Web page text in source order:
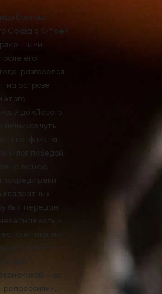
Кротова
Союза с Китаем
его
разгорелся
на острове
этого
и до «Левого
чуть
конфликта,
победой
не менее,
посреди реки
квадратных
был передан
хоть и
но
скачка» –
– со
репрессиями,